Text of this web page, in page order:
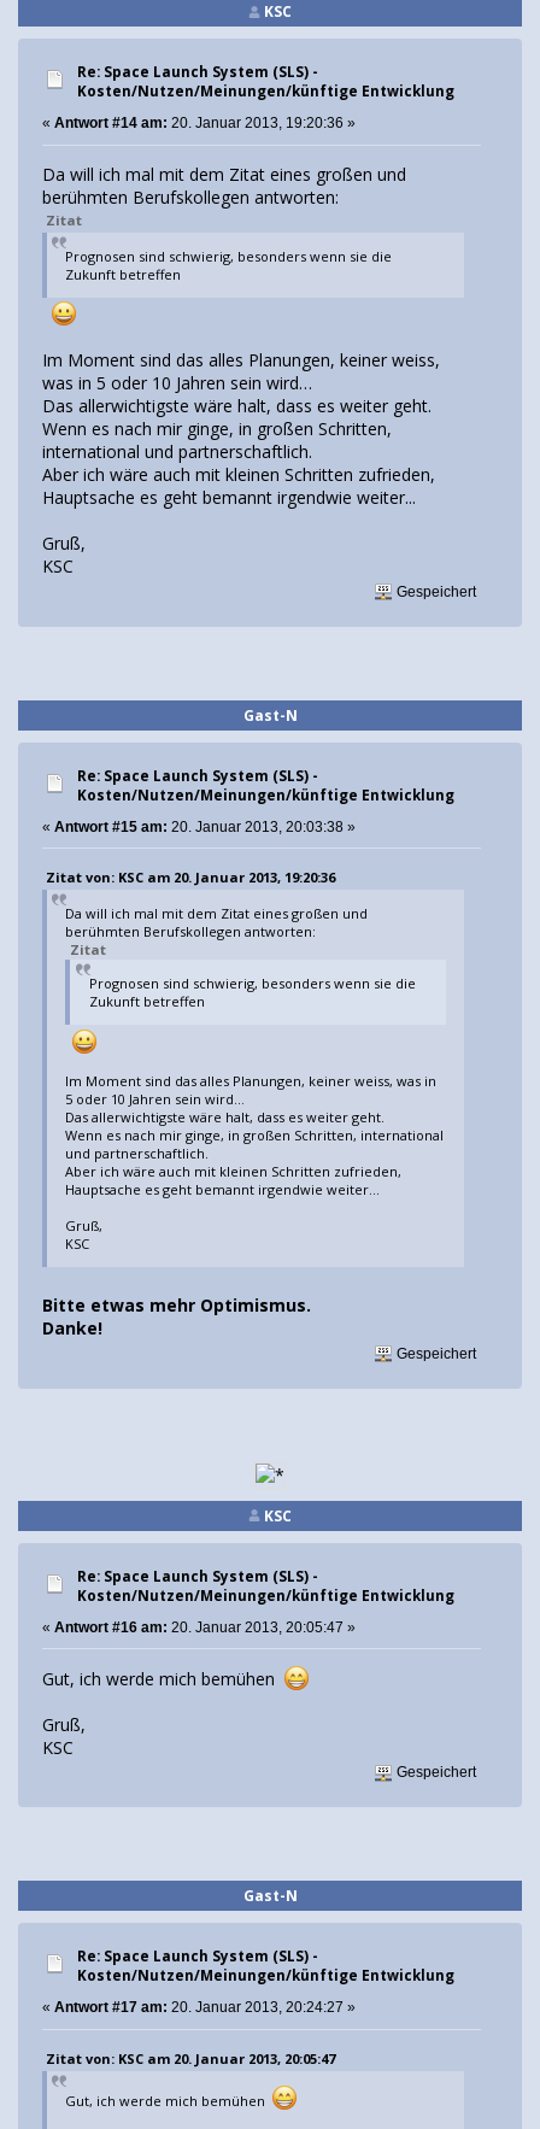
KSC
Re: Space Launch System (SLS) -
Kosten/Nutzen/Meinungen/künftige Entwicklung
« Antwort #14 am: 20. Januar 2013, 19:20:36 »
Da will ich mal mit dem Zitat eines großen und
berühmten Berufskollegen antworten:
Zitat
Prognosen sind schwierig, besonders wenn sie die
Zukunft betreffen
Im Moment sind das alles Planungen, keiner weiss,
was in 5 oder 10 Jahren sein wird…
Das allerwichtigste wäre halt, dass es weiter geht.
Wenn es nach mir ginge, in großen Schritten,
international und partnerschaftlich.
Aber ich wäre auch mit kleinen Schritten zufrieden,
Hauptsache es geht bemannt irgendwie weiter...
Gruß,
KSC
Gespeichert
Gast-N
Re: Space Launch System (SLS) -
Kosten/Nutzen/Meinungen/künftige Entwicklung
« Antwort #15 am: 20. Januar 2013, 20:03:38 »
Zitat von: KSC am 20. Januar 2013, 19:20:36
Da will ich mal mit dem Zitat eines großen und
berühmten Berufskollegen antworten:
Zitat
Prognosen sind schwierig, besonders wenn sie die
Zukunft betreffen
Im Moment sind das alles Planungen, keiner weiss, was in
5 oder 10 Jahren sein wird…
Das allerwichtigste wäre halt, dass es weiter geht.
Wenn es nach mir ginge, in großen Schritten, international
und partnerschaftlich.
Aber ich wäre auch mit kleinen Schritten zufrieden,
Hauptsache es geht bemannt irgendwie weiter...
Gruß,
KSC
Bitte etwas mehr Optimismus.
Danke!
Gespeichert
KSC
Re: Space Launch System (SLS) -
Kosten/Nutzen/Meinungen/künftige Entwicklung
« Antwort #16 am: 20. Januar 2013, 20:05:47 »
Gut, ich werde mich bemühen
Gruß,
KSC
Gespeichert
Gast-N
Re: Space Launch System (SLS) -
Kosten/Nutzen/Meinungen/künftige Entwicklung
« Antwort #17 am: 20. Januar 2013, 20:24:27 »
Zitat von: KSC am 20. Januar 2013, 20:05:47
Gut, ich werde mich bemühen